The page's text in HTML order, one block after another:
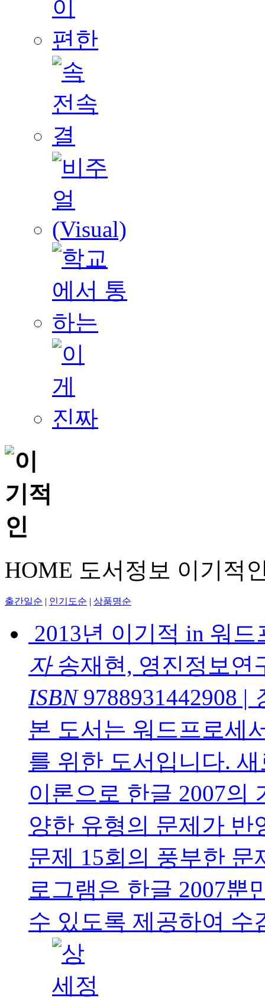
HOME 도서정보 이기적
출간일순 | 인기도순 | 상품명순
2013년 이기적 in 워
자송재현, 영진정보연
ISBN9788931442908 |
본 도서는 워드프로세
를 위한 도서입니다.
이론으로 한글 2007의
양한 유형의 문제가 반
문제 15회의 풍부한
로그램은 한글 2007뿐
수 있도록 제공하여 수